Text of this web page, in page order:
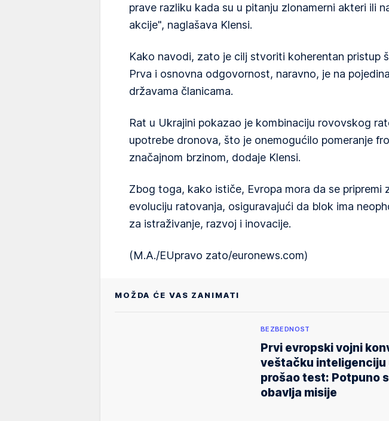
prave razliku kada su u pitanju zlonamerni akteri ili
akcije", naglašava Klensi.
Kako navodi, zato je cilj stvoriti koherentan pristup
Prva i osnovna odgovornost, naravno, je na
državama članicama.
Rat u Ukrajini pokazao je kombinaciju rovovskog
upotrebe dronova, što je onemogućilo pomeranje
značajnom brzinom, dodaje Klensi.
Zbog toga, kako ističe, Evropa mora da se pripremi
evoluciju ratovanja, osiguravajući da blok ima
za istraživanje, razvoj i inovacije.
(M.A./EUpravo zato/euronews.com)
MOŽDA ĆE VAS ZANIMATI
BEZBEDNOST
Prvi evropski vojni
veštačku inteligenciju
prošao test: Potpuno
obavlja misije